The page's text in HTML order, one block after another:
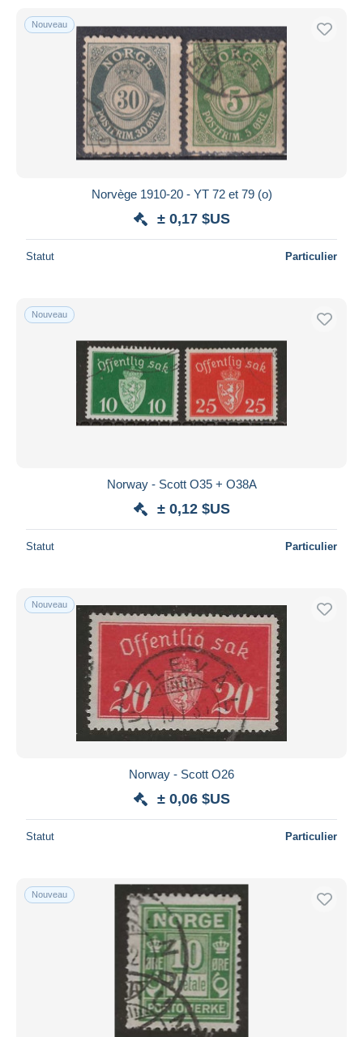
Nouveau
Norvège 1910-20 - YT 72 et 79 (o)
± 0,17 $US
Statut Particulier
Nouveau
Norway - Scott O35 + O38A
± 0,12 $US
Statut Particulier
Nouveau
Norway - Scott O26
± 0,06 $US
Statut Particulier
Nouveau